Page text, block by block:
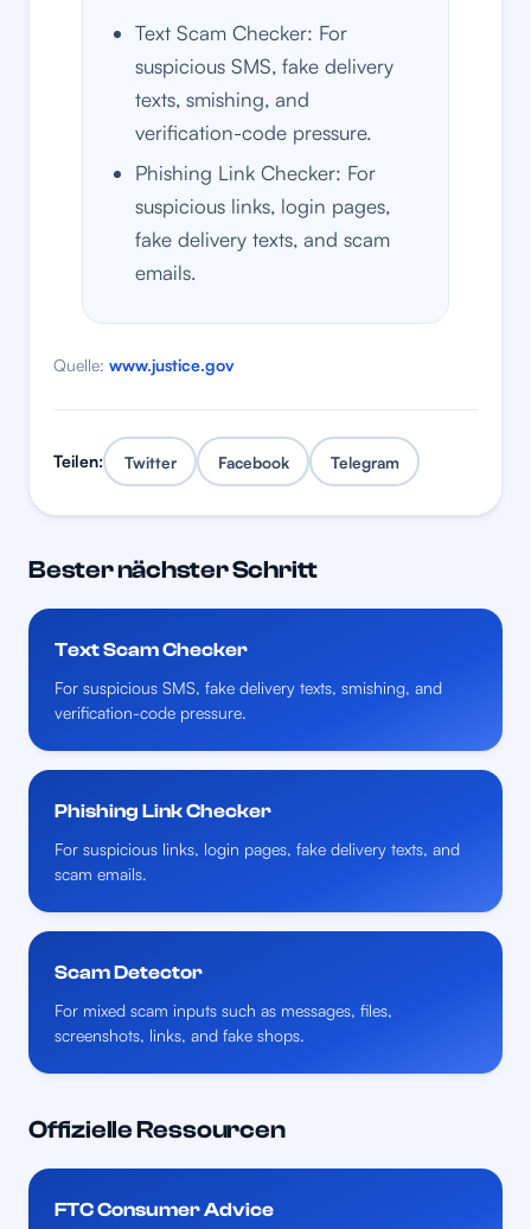
Text Scam Checker: For
suspicious SMS, fake delivery
texts, smishing, and
verification-code pressure.
Phishing Link Checker: For
suspicious links, login pages,
fake delivery texts, and scam
emails.
Quelle: www.justice.gov
Teilen: Twitter Facebook Telegram
Bester nächster Schritt
Text Scam Checker
For suspicious SMS, fake delivery texts, smishing, and
verification-code pressure.
Phishing Link Checker
For suspicious links, login pages, fake delivery texts, and
scam emails.
Scam Detector
For mixed scam inputs such as messages, files,
screenshots, links, and fake shops.
Offizielle Ressourcen
FTC Consumer Advice